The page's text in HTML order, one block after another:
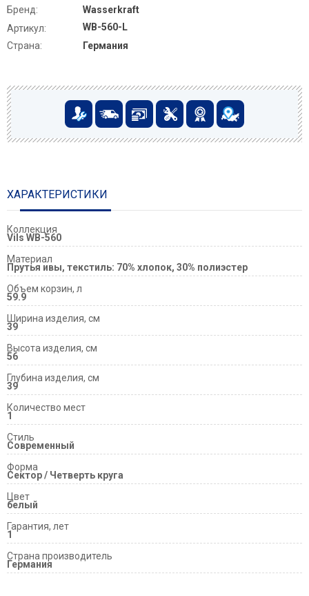
Бренд:
Wasserkraft
Артикул:
WB-560-L
Страна:
Германия
ХАРАКТЕРИСТИКИ
Коллекция
Vils WB-560
Материал
Прутья ивы, текстиль: 70% хлопок, 30% полиэстер
Объем корзин, л
59.9
Ширина изделия, см
39
Высота изделия, см
56
Глубина изделия, см
39
Количество мест
1
Стиль
Современный
Форма
Сектор / Четверть круга
Цвет
белый
Гарантия, лет
1
Страна производитель
Германия